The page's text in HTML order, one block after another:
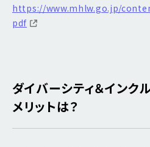
https://www.mhlw.go.jp/
pdf
ダイバーシティ＆インク
メリットは？